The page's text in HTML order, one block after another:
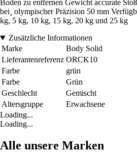
Boden zu entfernen Gewicht accurate
bei¸ olympischer Präzision 50 mm
kg, 5 kg, 10 kg, 15 kg, 20 kg und 25 kg
Zusätzliche Informationen
Marke
Body Solid
Lieferantenreferenz ORCK10
Farbe
grün
Farbe
Grün
Geschlecht
Gemischt
Altersgruppe
Erwachsene
Loading...
Loading...
Alle unsere Marken